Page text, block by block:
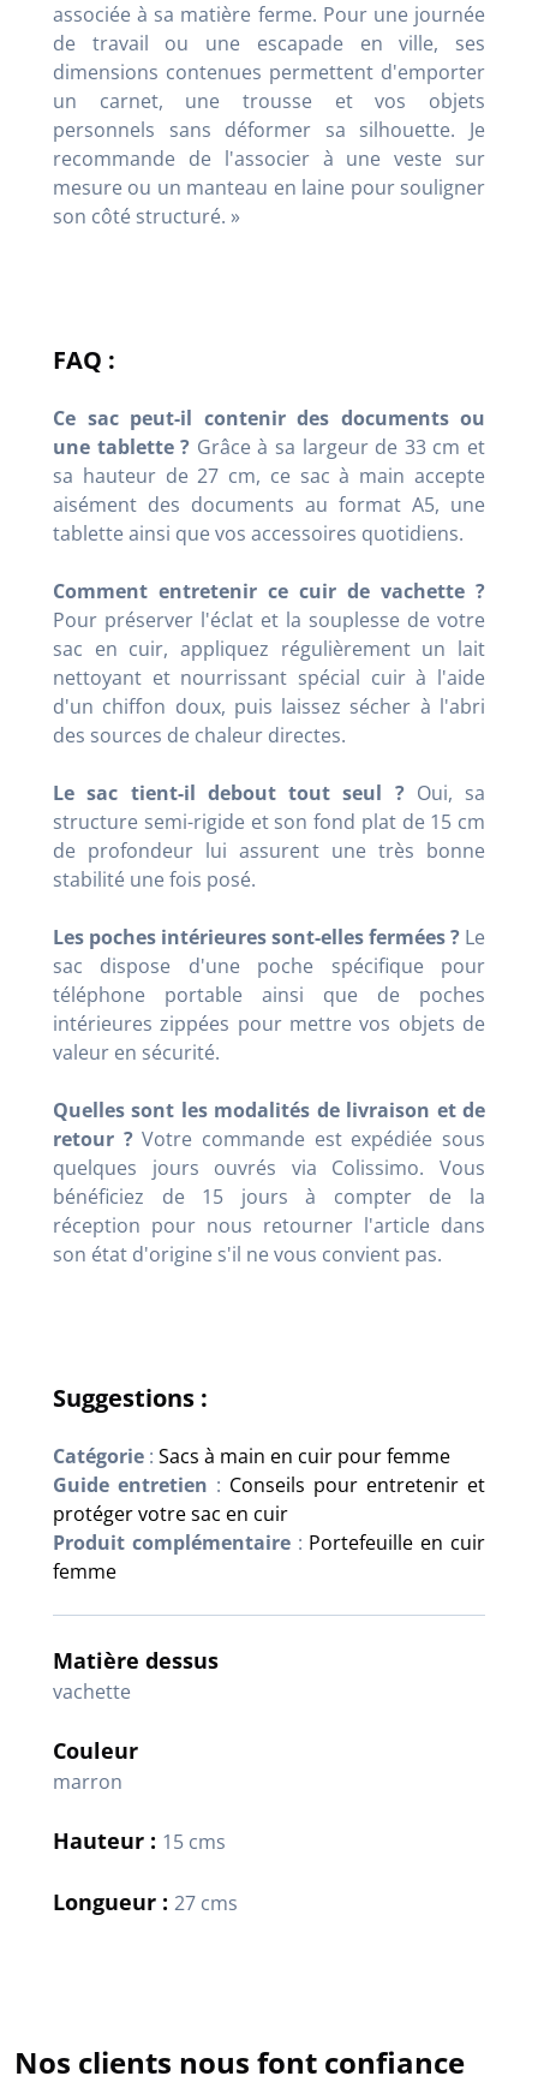
associée à sa matière ferme. Pour une journée
de travail ou une escapade en ville, ses
dimensions contenues permettent d'emporter
un carnet, une trousse et vos objets
personnels sans déformer sa silhouette. Je
recommande de l'associer à une veste sur
mesure ou un manteau en laine pour souligner
son côté structuré. »
FAQ :
Ce sac peut-il contenir des documents ou
une tablette ? Grâce à sa largeur de 33 cm et
sa hauteur de 27 cm, ce sac à main accepte
aisément des documents au format A5, une
tablette ainsi que vos accessoires quotidiens.
Comment entretenir ce cuir de vachette ?
Pour préserver l'éclat et la souplesse de votre
sac en cuir, appliquez régulièrement un lait
nettoyant et nourrissant spécial cuir à l'aide
d'un chiffon doux, puis laissez sécher à l'abri
des sources de chaleur directes.
Le sac tient-il debout tout seul ?Oui, sa
structure semi-rigide et son fond plat de 15 cm
de profondeur lui assurent une très bonne
stabilité une fois posé.
Les poches intérieures sont-elles fermées ? Le
sac dispose d'une poche spécifique pour
téléphone portable ainsi que de poches
intérieures zippées pour mettre vos objets de
valeur en sécurité.
Quelles sont les modalités de livraison et de
retour ?Votre commande est expédiée sous
quelques jours ouvrés via Colissimo. Vous
bénéficiez de 15 jours à compter de la
réception pour nous retourner l'article dans
son état d'origine s'il ne vous convient pas.
Suggestions :
Catégorie : Sacs à main en cuir pour femme
Guide entretien : Conseils pour entretenir et
protéger votre sac en cuir
Produit complémentaire: Portefeuille en cuir
femme
Matière dessus
vachette
Couleur
marron
Hauteur : 15 cms
Longueur : 27 cms
Nos clients nous font confiance